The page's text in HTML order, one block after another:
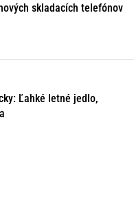
skladacích telefónov
Ľahké letné jedlo,